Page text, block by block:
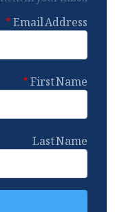
Email Address
First Name
Last Name